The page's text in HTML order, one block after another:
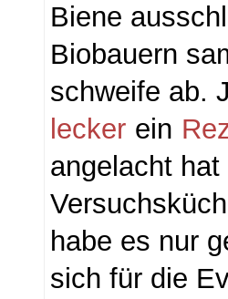
Biene
Biobauern
schweife ab.
lecker ein
angelacht
habe es nur
sich für die